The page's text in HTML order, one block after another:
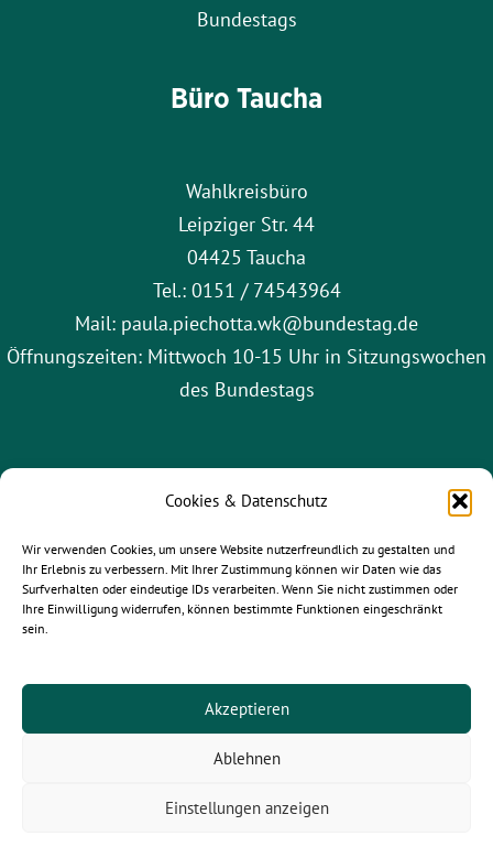
Cookies & Datenschutz
Wir verwenden Cookies, um unsere Website nutzerfreundlich zu gestalten und
Ihr Erlebnis zu verbessern. Mit Ihrer Zustimmung können wir Daten wie das
Surfverhalten oder eindeutige IDs verarbeiten. Wenn Sie nicht zustimmen oder
Ihre Einwilligung widerrufen, können bestimmte Funktionen eingeschränkt
sein.
Akzeptieren
Ablehnen
Einstellungen anzeigen
Bundestags
Büro Taucha
Wahlkreisbüro
Leipziger Str. 44
04425 Taucha
Tel.: 0151 / 74543964
Mail: paula.piechotta.wk@bundestag.de
Öffnungszeiten: Mittwoch 10-15 Uhr in Sitzungswochen
des Bundestags
Paula Piechotta MdB - Alle Rechte vorbehalten.